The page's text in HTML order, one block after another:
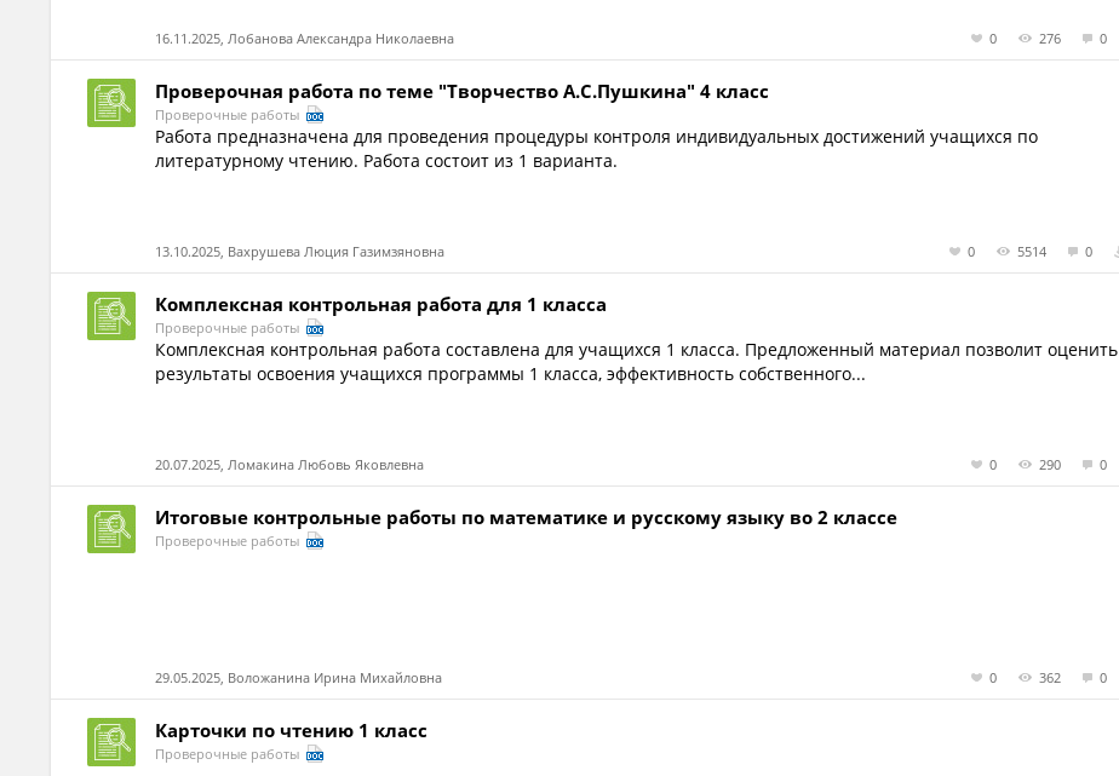
16.11.2025, Лобанова Александра Николаевна 0 276 0
Проверочная работа по теме "Творчество А.С.Пушкина" 4 класс
Проверочные работы
Работа предназначена для проведения процедуры контроля индивидуальных достижений учащихся по
литературному чтению. Работа состоит из 1 варианта.
13.10.2025, Вахрушева Люция Газимзяновна 0 5514 0
Комплексная контрольная работа для 1 класса
Проверочные работы
Комплексная контрольная работа составлена для учащихся 1 класса. Предложенный материал позволит оценить
результаты освоения учащихся программы 1 класса, эффективность собственного...
20.07.2025, Ломакина Любовь Яковлевна 0 290 0
Итоговые контрольные работы по математике и русскому языку во 2 классе
Проверочные работы
29.05.2025, Воложанина Ирина Михайловна 0 362 0
Карточки по чтению 1 класс
Проверочные работы